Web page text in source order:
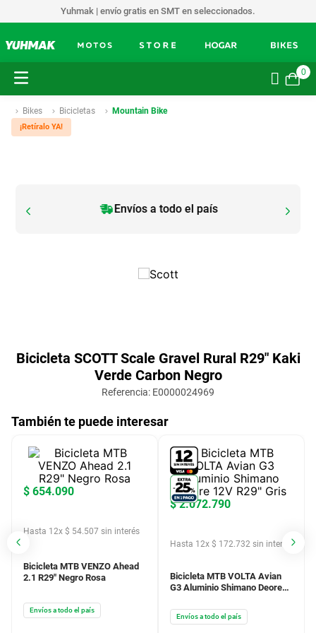
Yuhmak | envío gratis en SMT en seleccionados.
0
Bikes Bicicletas Mountain Bike
¡Retíralo YA!
Envíos a todo el país
Bicicleta SCOTT Scale Gravel Rural R29" Kaki
Verde Carbon Negro
Referencia: E0000024969
También te puede interesar
$ 654.090
Hasta12x$ 54.507sin interés
$ 2.072.790
Hasta12x$ 172.732